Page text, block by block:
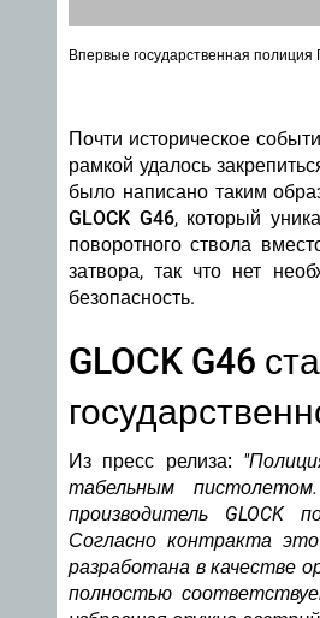
Впервые государственная полиция
Почти историческое
рамкой удалось
было написано таким
GLOCK G46, который
поворотного ствола
затвора, так что нет
безопасность.
GLOCK G46
Из пресс релиза:
табельным
производитель GLOCK
Согласно контракта
разработана в качестве
полностью